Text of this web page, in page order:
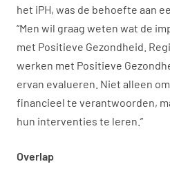
het iPH, was de behoefte aan
“Men wil graag weten wat de
met Positieve Gezondheid.
werken met Positieve
ervan evalueren. Niet alleen
financieel te verantwoorden,
hun interventies te leren.”
Overlap